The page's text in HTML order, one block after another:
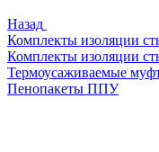
Назад
Комплекты изоляции
Комплекты изоляции
Термоусаживаемые
Пенопакеты ППУ